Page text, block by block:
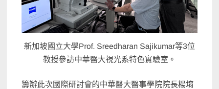
新加坡國立大學Prof. Sreedharan Sajikumar等3位
教授參訪中華醫大視光系特色實驗室。
籌辦此次國際研討會的中華醫大醫事學院院長楊堉